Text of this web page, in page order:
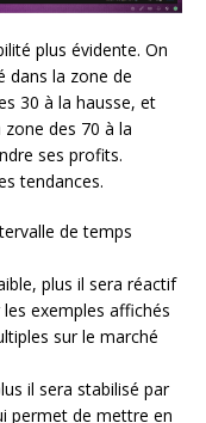
plus évidente. On
dans la zone de
30 à la hausse, et
des 70 à la
ses profits.
tendances.
de temps
plus il sera réactif
exemples affichés
sur le marché
il sera stabilisé par
permet de mettre en